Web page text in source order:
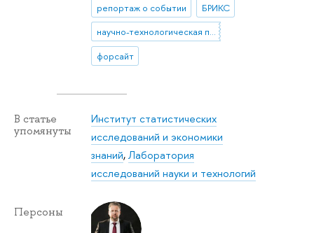
репортаж о событии
БРИКС
научно-технологическая политика
форсайт
В статье
упомянуты
Институт статистических
исследований и экономики
знаний,Лаборатория
исследований науки и технологий
Персоны